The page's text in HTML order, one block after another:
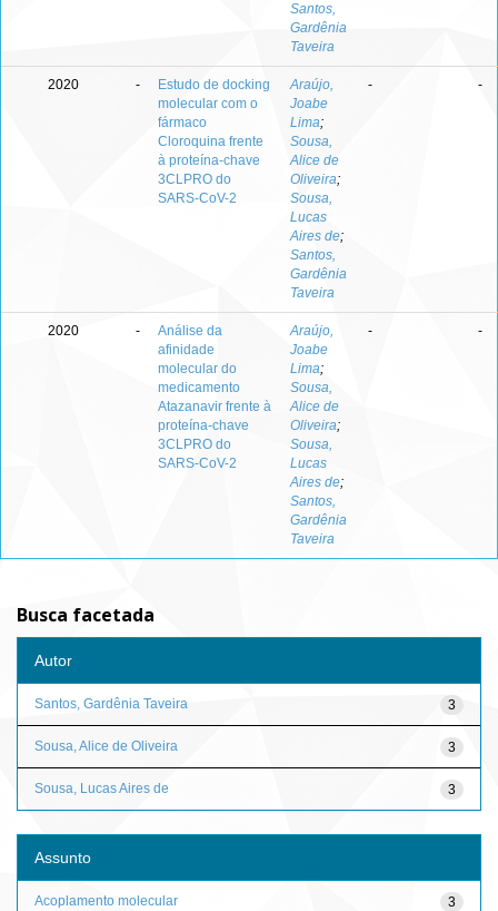
Santos,
Gardênia
Taveira
2020 -
Estudo de docking
molecular com o
fármaco
Cloroquina frente
à proteína-chave
3CLPRO do
SARS-CoV-2
Araújo,
Joabe
Lima;
Sousa,
Alice de
Oliveira;
Sousa,
Lucas
Aires de;
Santos,
Gardênia
Taveira
- -
2020 -
Análise da
afinidade
molecular do
medicamento
Atazanavir frente à
proteína-chave
3CLPRO do
SARS-CoV-2
Araújo,
Joabe
Lima;
Sousa,
Alice de
Oliveira;
Sousa,
Lucas
Aires de;
Santos,
Gardênia
Taveira
- -
Busca facetada
Autor
3
Santos, Gardênia Taveira
3
Sousa, Alice de Oliveira
3
Sousa, Lucas Aires de
Assunto
3
Acoplamento molecular